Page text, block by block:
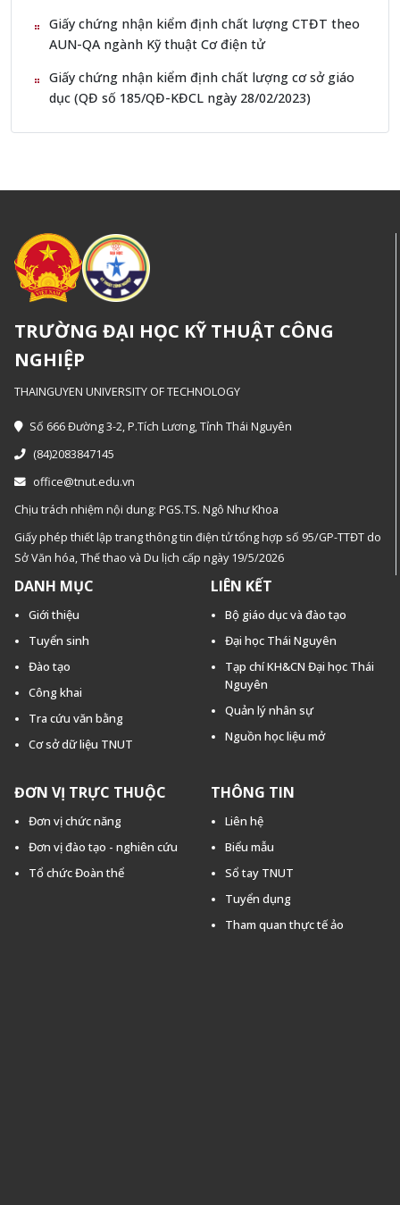
Giấy chứng nhận kiểm định chất lượng CTĐT theo
AUN-QA ngành Kỹ thuật Cơ điện tử
Giấy chứng nhận kiểm định chất lượng cơ sở giáo
dục (QĐ số 185/QĐ-KĐCL ngày 28/02/2023)
TRƯỜNG ĐẠI HỌC KỸ THUẬT CÔNG
NGHIỆP
THAINGUYEN UNIVERSITY OF TECHNOLOGY
Số 666 Đường 3-2, P.Tích Lương, Tỉnh Thái Nguyên
(84)2083847145
office@tnut.edu.vn
Chịu trách nhiệm nội dung: PGS.TS. Ngô Như Khoa
Giấy phép thiết lập trang thông tin điện tử tổng hợp số 95/GP-TTĐT do
Sở Văn hóa, Thế thao và Du lịch cấp ngày 19/5/2026
DANH MỤC
Giới thiệu
Tuyển sinh
Đào tạo
Công khai
Tra cứu văn bằng
Cơ sở dữ liệu TNUT
LIÊN KẾT
Bộ giáo dục và đào tạo
Đại học Thái Nguyên
Tạp chí KH&CN Đại học Thái
Nguyên
Quản lý nhân sự
Nguồn học liệu mở
ĐƠN VỊ TRỰC THUỘC
Đơn vị chức năng
Đơn vị đào tạo - nghiên cứu
Tổ chức Đoàn thể
THÔNG TIN
Liên hệ
Biểu mẫu
Sổ tay TNUT
Tuyển dụng
Tham quan thực tế ảo